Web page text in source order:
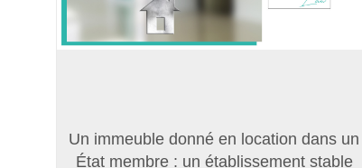
Un immeuble donné en location dans un
État membre : un établissement stable